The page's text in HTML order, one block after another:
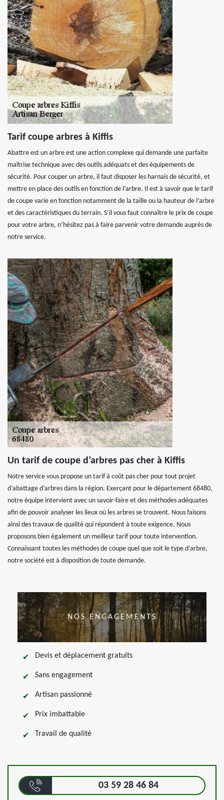
Tarif coupe arbres à Kiffis
Abattre est un arbre est une action complexe qui demande une parfaite
maîtrise technique avec des outils adéquats et des équipements de
sécurité. Pour couper un arbre, il faut disposer les harnais de sécurité, et
mettre en place des outils en fonction de l’arbre. Il est à savoir que le tarif
de coupe varie en fonction notamment de la taille ou la hauteur de l’arbre
et des caractéristiques du terrain. S’il vous faut connaître le prix de coupe
pour votre arbre, n’hésitez pas à faire parvenir votre demande auprès de
notre service.
Un tarif de coupe d’arbres pas cher à Kiffis
Notre service vous propose un tarif à coût pas cher pour tout projet
d’abattage d’arbres dans la région. Exerçant pour le département 68480,
notre équipe intervient avec un savoir-faire et des méthodes adéquates
afin de pouvoir analyser les lieux où les arbres se trouvent. Nous faisons
ainsi des travaux de qualité qui répondent à toute exigence. Nous
proposons bien également un meilleur tarif pour toute intervention.
Connaissant toutes les méthodes de coupe quel que soit le type d’arbre,
notre société est à disposition de toute demande.
NOS ENGAGEMENTS
Devis et déplacement gratuits
Sans engagement
Artisan passionné
Prix imbattable
Travail de qualité
03 59 28 46 84